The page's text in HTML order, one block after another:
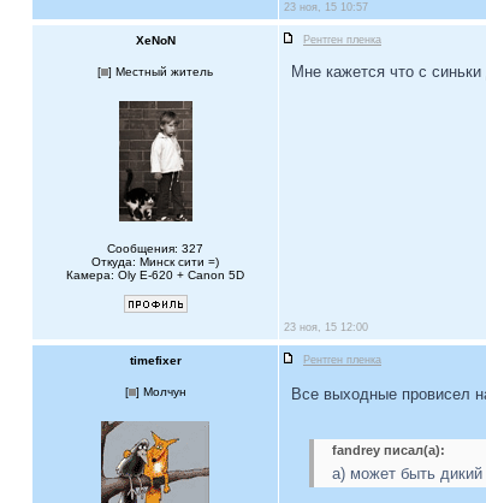
23 ноя, 15 10:57
XeNoN Рентген пленка
[ ] Местный житель
Сообщения: 327
Откуда: Минск сити =)
Камера: Oly E-620 + Canon 5D
Мне кажется что с
23 ноя, 15 12:00
timefixer Рентген пленка
[ ] Молчун Все выходные провисел
fandrey писал(а):
а) может быть дикий